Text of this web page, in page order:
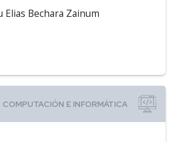
Bechara Zainum